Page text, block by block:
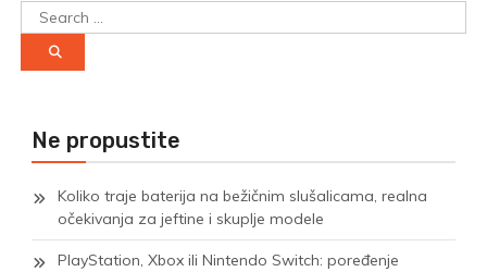
Search
for:
Ne propustite
Koliko traje baterija na bežičnim slušalicama, realna
očekivanja za jeftine i skuplje modele
PlayStation, Xbox ili Nintendo Switch: poređenje